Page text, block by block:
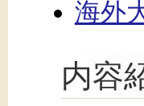
海外
内容